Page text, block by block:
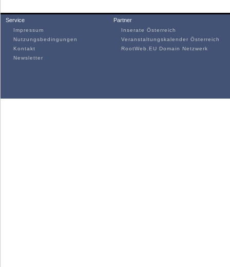
Service
Impressum
Nutzungsbedingungen
Kontakt
Newsletter
Partner
Inserate Österreich
Veranstaltungskalender Österreich
RootWeb.EU Domain Netzwerk